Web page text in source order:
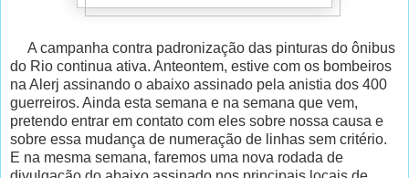
A campanha contra padronização das pinturas do ônibus
do Rio continua ativa. Anteontem, estive com os bombeiros
na Alerj assinando o abaixo assinado pela anistia dos 400
guerreiros. Ainda esta semana e na semana que vem,
pretendo entrar em contato com eles sobre nossa causa e
sobre essa mudança de numeração de linhas sem critério.
E na mesma semana, faremos uma nova rodada de